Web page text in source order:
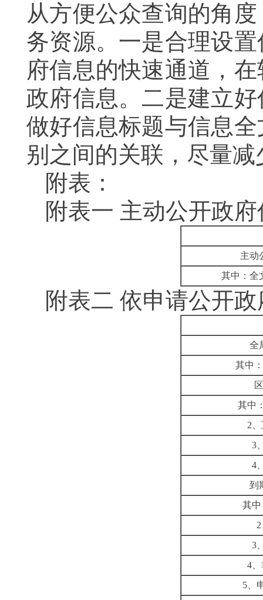
从方便公众查询的角
务资源。一是合理设
府信息的快速通道，
政府信息。二是建立
做好信息标题与信息
别之间的关联，尽量
附表：
附表一 主动公开政
主动
其中：全
附表二 依申请公开
全
其中
其中
2
3
4
到
其中
2
3
4、
5、